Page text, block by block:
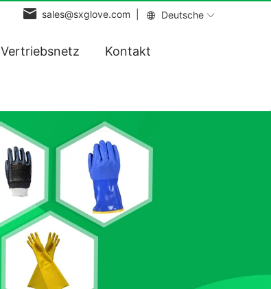
Deutsche
sales@sxglove.com |
Vertriebsnetz Kontakt